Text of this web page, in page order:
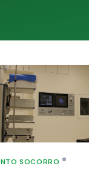
SOCORRO